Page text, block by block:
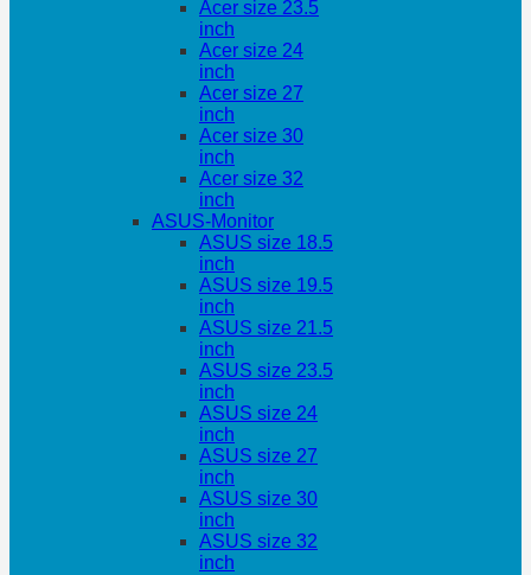
Acer size 23.5
inch
Acer size 24
inch
Acer size 27
inch
Acer size 30
inch
Acer size 32
inch
ASUS-Monitor
ASUS size 18.5
inch
ASUS size 19.5
inch
ASUS size 21.5
inch
ASUS size 23.5
inch
ASUS size 24
inch
ASUS size 27
inch
ASUS size 30
inch
ASUS size 32
inch